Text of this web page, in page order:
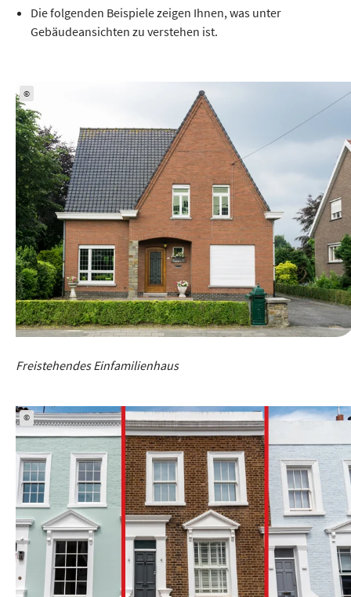
Die folgenden Beispiele zeigen Ihnen, was unter
Gebäudeansichten zu verstehen ist.
©
Freistehendes Einfamilienhaus
©